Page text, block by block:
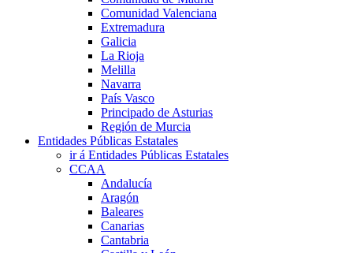
Comunidad Valenciana
Extremadura
Galicia
La Rioja
Melilla
Navarra
País Vasco
Principado de Asturias
Región de Murcia
Entidades Públicas Estatales
ir á Entidades Públicas Estatales
CCAA
Andalucía
Aragón
Baleares
Canarias
Cantabria